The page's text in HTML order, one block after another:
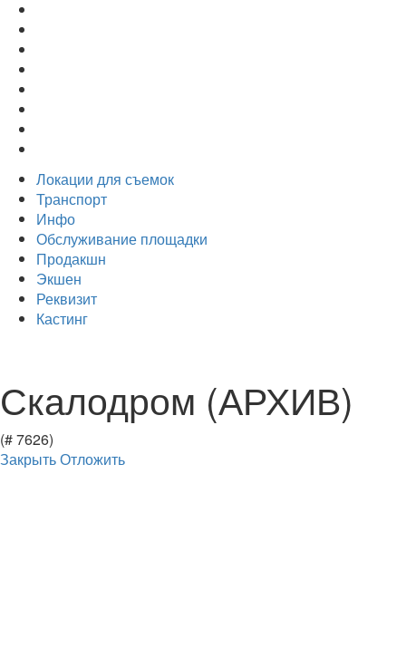
Локации для съемок
Транспорт
Инфо
Обслуживание площадки
Продакшн
Экшен
Реквизит
Кастинг
Скалодром (АРХИВ)
(# 7626)
ЗакрытьОтложить